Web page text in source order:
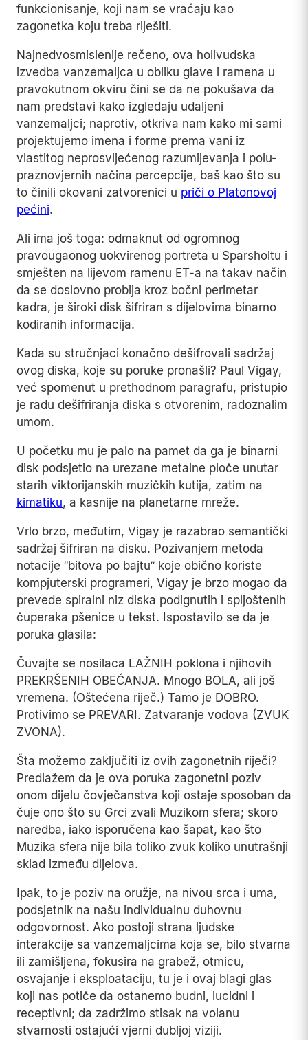
funkcionisanje, koji nam se vraćaju kao
zagonetka koju treba riješiti.
Najnedvosmislenije rečeno, ova holivudska
izvedba vanzemaljca u obliku glave i ramena u
pravokutnom okviru čini se da ne pokušava da
nam predstavi kako izgledaju udaljeni
vanzemaljci; naprotiv, otkriva nam kako mi sami
projektujemo imena i forme prema vani iz
vlastitog neprosvijećenog razumijevanja i polu-
praznovjernih načina percepcije, baš kao što su
to činili okovani zatvorenici u priči o Platonovoj
pećini.
Ali ima još toga: odmaknut od ogromnog
pravougaonog uokvirenog portreta u Sparsholtu i
smješten na lijevom ramenu ET-a na takav način
da se doslovno probija kroz bočni perimetar
kadra, je široki disk šifriran s dijelovima binarno
kodiranih informacija.
Kada su stručnjaci konačno dešifrovali sadržaj
ovog diska, koje su poruke pronašli? Paul Vigay,
već spomenut u prethodnom paragrafu, pristupio
je radu dešifriranja diska s otvorenim, radoznalim
umom.
U početku mu je palo na pamet da ga je binarni
disk podsjetio na urezane metalne ploče unutar
starih viktorijanskih muzičkih kutija, zatim na
kimatiku, a kasnije na planetarne mreže.
Vrlo brzo, međutim, Vigay je razabrao semantički
sadržaj šifriran na disku. Pozivanjem metoda
notacije “bitova po bajtu” koje obično koriste
kompjuterski programeri, Vigay je brzo mogao da
prevede spiralni niz diska podignutih i spljoštenih
čuperaka pšenice u tekst. Ispostavilo se da je
poruka glasila:
Čuvajte se nosilaca LAŽNIH poklona i njihovih
PREKRŠENIH OBEĆANJA. Mnogo BOLA, ali još
vremena. (Oštećena riječ.) Tamo je DOBRO.
Protivimo se PREVARI. Zatvaranje vodova (ZVUK
ZVONA).
Šta možemo zaključiti iz ovih zagonetnih riječi?
Predlažem da je ova poruka zagonetni poziv
onom dijelu čovječanstva koji ostaje sposoban da
čuje ono što su Grci zvali Muzikom sfera; skoro
naredba, iako isporučena kao šapat, kao što
Muzika sfera nije bila toliko zvuk koliko unutrašnji
sklad između dijelova.
Ipak, to je poziv na oružje, na nivou srca i uma,
podsjetnik na našu individualnu duhovnu
odgovornost. Ako postoji strana ljudske
interakcije sa vanzemaljcima koja se, bilo stvarna
ili zamišljena, fokusira na grabež, otmicu,
osvajanje i eksploataciju, tu je i ovaj blagi glas
koji nas potiče da ostanemo budni, lucidni i
receptivni; da zadržimo stisak na volanu
stvarnosti ostajući vjerni dubljoj viziji.